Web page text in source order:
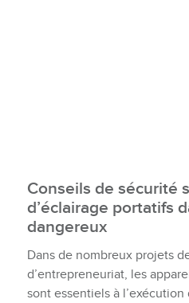
Conseils de sécurité
d’éclairage portatifs
dangereux
Dans de nombreux projets
d’entrepreneuriat, les
sont essentiels à